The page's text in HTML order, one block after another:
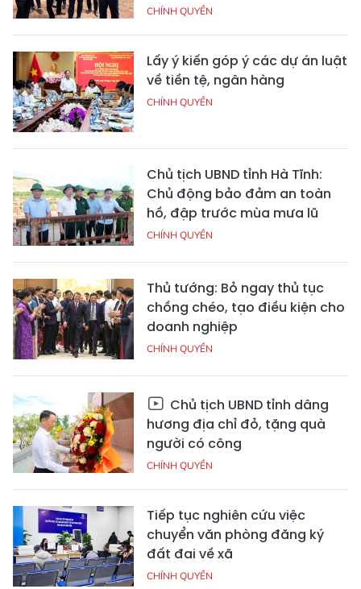
CHÍNH QUYỀN
Lấy ý kiến góp ý các dự án luật
về tiền tệ, ngân hàng
CHÍNH QUYỀN
Chủ tịch UBND tỉnh Hà Tĩnh:
Chủ động bảo đảm an toàn
hồ, đập trước mùa mưa lũ
CHÍNH QUYỀN
Thủ tướng: Bỏ ngay thủ tục
chồng chéo, tạo điều kiện cho
doanh nghiệp
CHÍNH QUYỀN
Chủ tịch UBND tỉnh dâng
hương địa chỉ đỏ, tặng quà
người có công
CHÍNH QUYỀN
Tiếp tục nghiên cứu việc
chuyển văn phòng đăng ký
đất đai về xã
CHÍNH QUYỀN